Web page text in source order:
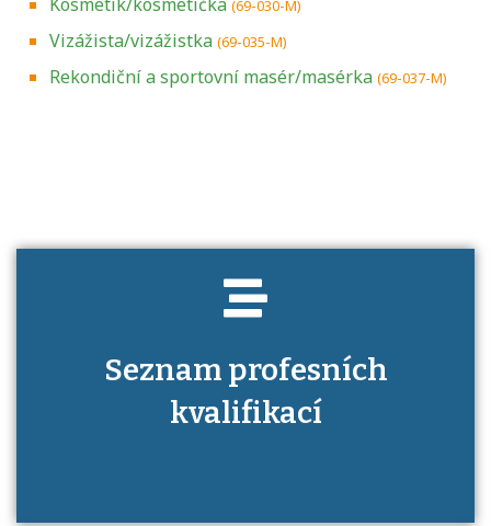
(69-030-M)
Vizážista/vizážistka (69-035-M)
Rekondiční a sportovní masér/masérka (69-037-M)
Seznam profesních
kvalifikací
Projděte si seznam profesních kvalifikací.